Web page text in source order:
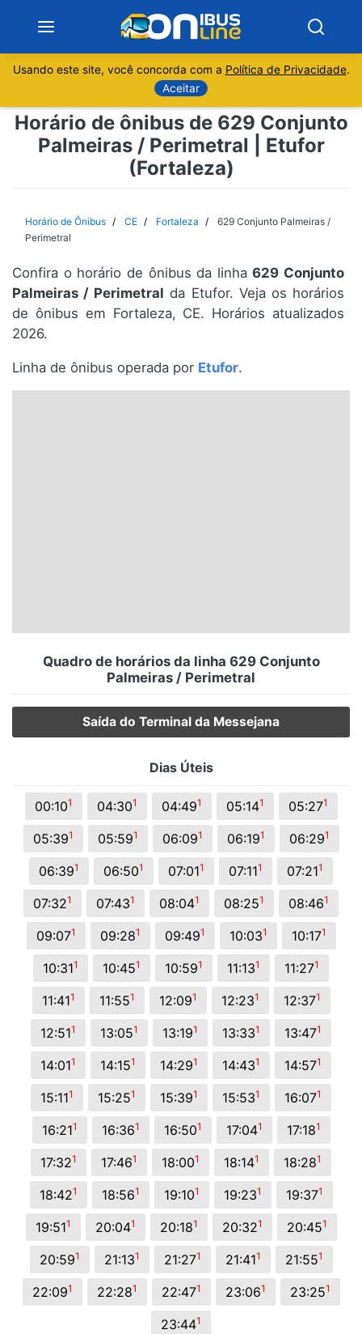
Sobre
Minas Gerais
Espírito Santo
Paraná
Santa Catarina
Usando este site, você concorda com a Política de Privacidade.
Aceitar
Horário de ônibus de 629 Conjunto
Palmeiras / Perimetral | Etufor
(Fortaleza)
Horário de Ônibus CE Fortaleza
629 Conjunto Palmeiras /
Perimetral
Confira o horário de ônibus da linha629 Conjunto
Palmeiras / Perimetral da Etufor. Veja os horários
de ônibus em Fortaleza, CE. Horários atualizados
2026.
Linha de ônibus operada por Etufor.
Quadro de horários da linha 629 Conjunto
Palmeiras / Perimetral
Saída do Terminal da Messejana
Dias Úteis
00:101 04:301 04:491 05:141 05:271
05:391 05:591 06:091 06:191 06:291
06:391 06:501 07:011 07:111 07:211
07:321 07:431 08:041 08:251 08:461
09:071 09:281 09:491 10:031 10:171
10:311 10:451 10:591 11:131 11:271
11:411 11:551 12:091 12:231 12:371
12:511 13:051 13:191 13:331 13:471
14:011 14:151 14:291 14:431 14:571
15:111 15:251 15:391 15:531 16:071
16:211 16:361 16:501 17:041 17:181
17:321 17:461 18:001 18:141 18:281
18:421 18:561 19:101 19:231 19:371
19:511 20:041 20:181 20:321 20:451
20:591 21:131 21:271 21:411 21:551
22:091 22:281 22:471 23:061 23:251
23:441